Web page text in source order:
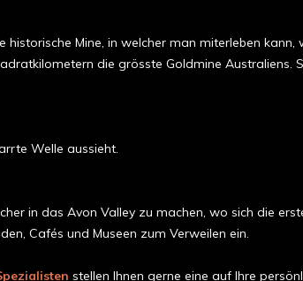
Mine, in welcher man miterleben kann,
die grösste Goldmine Australiens.
Welle aussieht.
in das Avon Valley zu machen, wo sich die
Cafés und Museen zum Verweilen ein.
stellen Ihnen gerne eine auf Ihre